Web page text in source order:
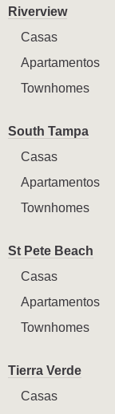
Riverview
Casas
Apartamentos
Townhomes
South Tampa
Casas
Apartamentos
Townhomes
St Pete Beach
Casas
Apartamentos
Townhomes
Tierra Verde
Casas